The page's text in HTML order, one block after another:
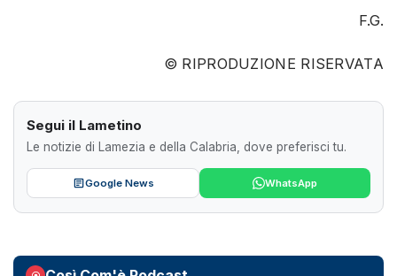
F.G.
© RIPRODUZIONE RISERVATA
Segui il Lametino
Le notizie di Lamezia e della Calabria, dove preferisci tu.
Google News WhatsApp